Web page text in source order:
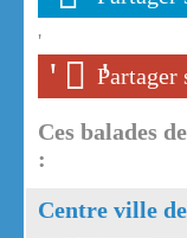
'
' '
Partager
Ces balades
:
Centre ville